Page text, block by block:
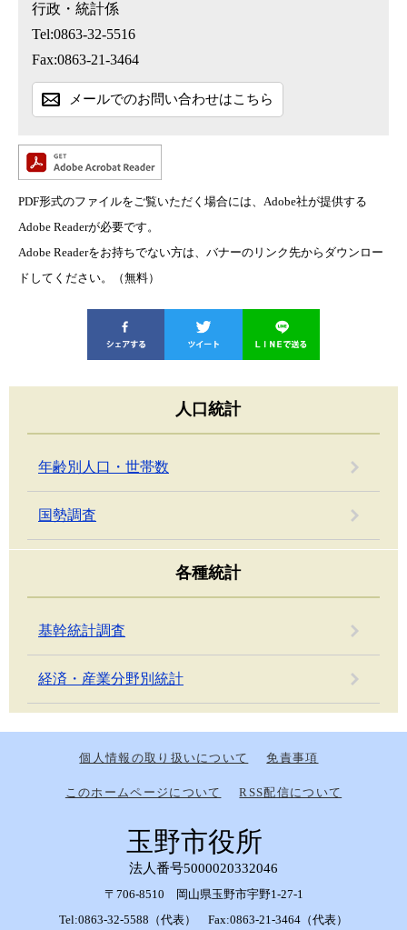
行政・統計係
Tel:0863-32-5516
Fax:0863-21-3464
メールでのお問い合わせはこちら
PDF形式のファイルをご覧いただく場合には、Adobe社が提供する
Adobe Readerが必要です。
Adobe Readerをお持ちでない方は、バナーのリンク先からダウンロー
ドしてください。（無料）
人口統計
年齢別人口・世帯数
国勢調査
各種統計
基幹統計調査
経済・産業分野別統計
個人情報の取り扱いについて 免責事項
このホームページについて RSS配信について
玉野市役所
法人番号5000020332046
〒706-8510 岡山県玉野市宇野1-27-1
Tel:0863-32-5588（代表） Fax:0863-21-3464（代表）